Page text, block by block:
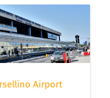
Airport